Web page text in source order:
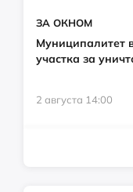
ЗА ОКНОМ
Муниципалитет
участка за
2 августа 14:00